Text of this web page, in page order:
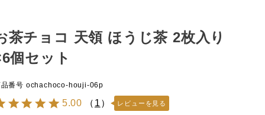
茶チョコ 天領 ほうじ茶 2枚入り
個セット
番号 ochachoco-houji-06p
5.00 （ 1） レビューを見る